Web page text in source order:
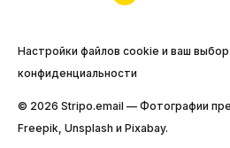
Настройки файлов cookie и ваш выбор
конфиденциальности
© 2026 Stripо.email — Фотографии
Freepik, Unsplash и Pixabay.